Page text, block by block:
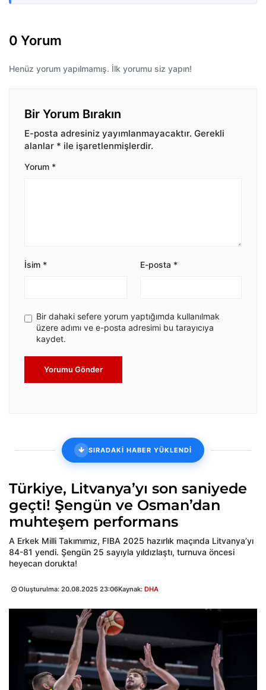
0 Yorum
Henüz yorum yapılmamış. İlk yorumu siz yapın!
Bir Yorum Bırakın
E-posta adresiniz yayımlanmayacaktır. Gerekli
alanlar * ile işaretlenmişlerdir.
Yorum *
İsim * E-posta *
Bir dahaki sefere yorum yaptığımda kullanılmak
üzere adımı ve e-posta adresimi bu tarayıcıya
kaydet.
Yorumu Gönder
SIRADAKİ HABER YÜKLENDİ
Türkiye, Litvanya’yı son saniyede
geçti! Şengün ve Osman’dan
muhteşem performans
A Erkek Milli Takımımız, FIBA 2025 hazırlık maçında Litvanya’yı
84-81 yendi. Şengün 25 sayıyla yıldızlaştı, turnuva öncesi
heyecan dorukta!
Oluşturulma: 20.08.2025 23:06Kaynak: DHA